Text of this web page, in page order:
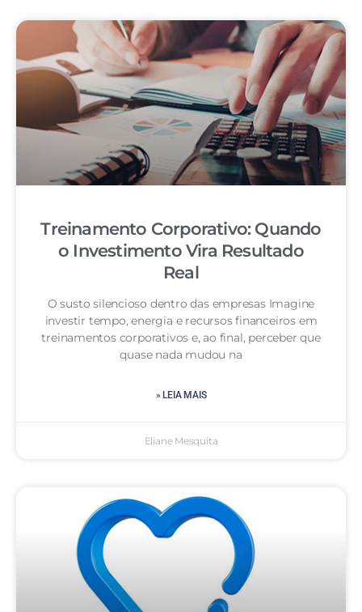
Treinamento Corporativo: Quando
o Investimento Vira Resultado
Real
O susto silencioso dentro das empresas Imagine
investir tempo, energia e recursos financeiros em
treinamentos corporativos e, ao final, perceber que
quase nada mudou na
» LEIA MAIS
Eliane Mesquita